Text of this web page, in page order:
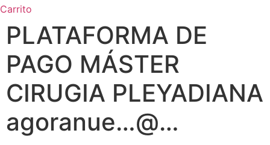
Carrito
PLATAFORMA DE
PAGO MÁSTER
CIRUGIA PLEYADIANA
agoranue…@…